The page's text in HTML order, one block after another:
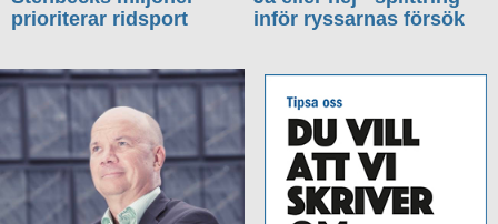
prioriterar ridsport
inför ryssarnas försök